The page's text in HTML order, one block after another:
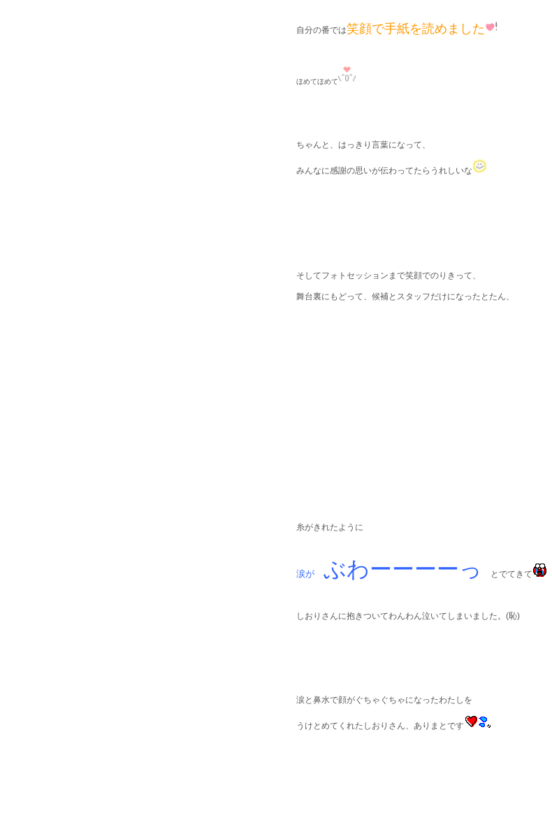
自分の番では笑顔で手紙を読めました
ほめてほめて
ちゃんと、はっきり言葉になって、
みんなに感謝の思いが伝わってたらうれしいな
そしてフォトセッションまで笑顔でのりきって、
舞台裏にもどって、候補とスタッフだけになったとたん、
糸がきれたように
涙が ぶわーーーーっ とでてきて
しおりさんに抱きついてわんわん泣いてしまいました。(恥)
涙と鼻水で顔がぐちゃぐちゃになったわたしを
うけとめてくれたしおりさん、ありまとです